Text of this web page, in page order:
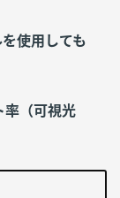
使用しても
率（可視光